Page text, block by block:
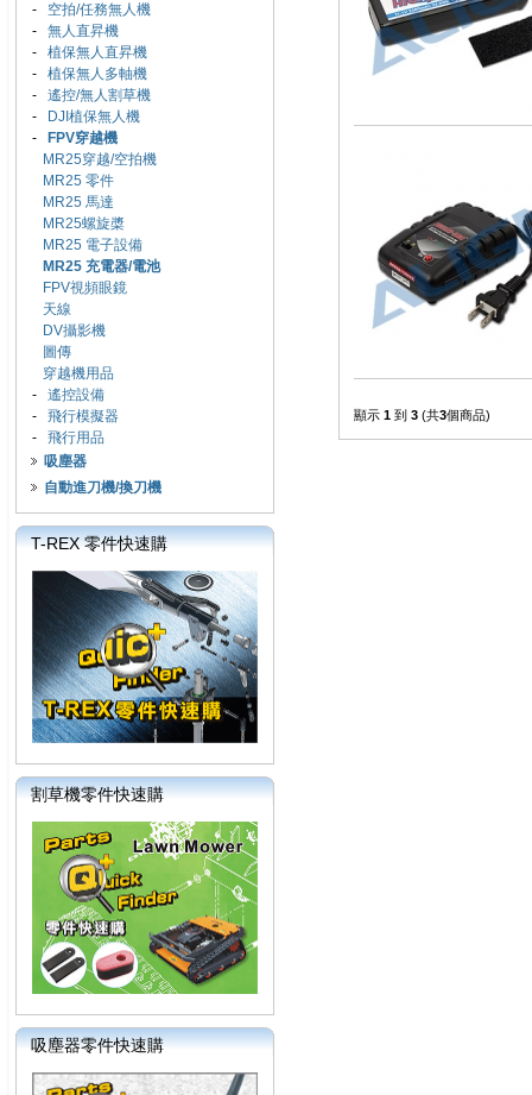
- 空拍/任務無人機
- 無人直昇機
- 植保無人直昇機
- 植保無人多軸機
- 遙控/無人割草機
-
DJI植保無人機
-
FPV穿越機
MR25穿越/空拍機
MR25 零件
MR25 馬達
MR25螺旋槳
MR25 電子設備
MR25 充電器/電池
FPV視頻眼鏡
天線
DV攝影機
圖傳
穿越機用品
- 遙控設備
- 飛行模擬器
- 飛行用品
吸塵器
自動進刀機/換刀機
T-REX 零件快速購
割草機零件快速購
吸塵器零件快速購
顯示 1 到 3 (共3個商品)